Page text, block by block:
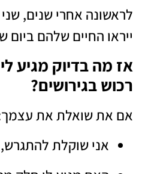
לראשונה אחרי שנים,
ייראו החיים שלהם ביום
אז מה בדיוק מגיע
רכוש בגירושים?
אם את שואלת את
אני שוקלת